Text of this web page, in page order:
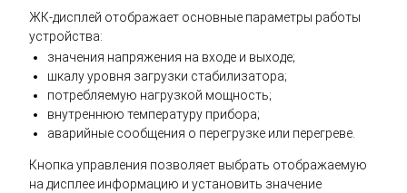
ЖК-дисплей отображает основные параметры работы
устройства:
значения напряжения на входе и выходе;
шкалу уровня загрузки стабилизатора;
потребляемую нагрузкой мощность;
внутреннюю температуру прибора;
аварийные сообщения о перегрузке или перегреве.
Кнопка управления позволяет выбрать отображаемую
на дисплее информацию и установить значение